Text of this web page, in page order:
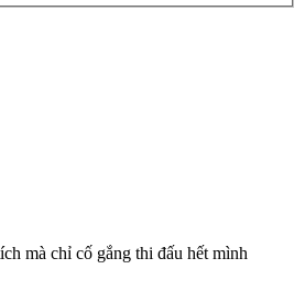
mà chỉ cố gắng thi đấu hết mình